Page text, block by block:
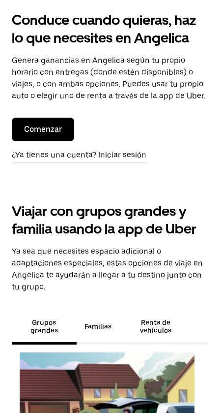
Conduce cuando quieras, haz
lo que necesites en Angelica
Genera ganancias en Angelica según tu propio
horario con entregas (donde estén disponibles) o
viajes, o con ambas opciones. Puedes usar tu propio
auto o elegir uno de renta a través de la app de Uber.
Comenzar
¿Ya tienes una cuenta? Iniciar sesión
Viajar con grupos grandes y
familia usando la app de Uber
Ya sea que necesites espacio adicional o
adaptaciones especiales, estas opciones de viaje en
Angelica te ayudarán a llegar a tu destino junto con
tu grupo.
Grupos
grandes
Familias
Renta de
vehículos